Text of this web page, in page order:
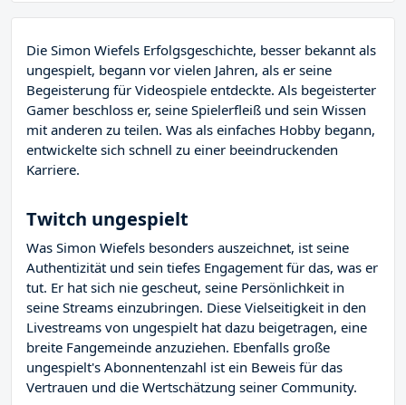
Die Simon Wiefels Erfolgsgeschichte, besser bekannt als
ungespielt, begann vor vielen Jahren, als er seine
Begeisterung für Videospiele entdeckte. Als begeisterter
Gamer beschloss er, seine Spielerfleiß und sein Wissen
mit anderen zu teilen. Was als einfaches Hobby begann,
entwickelte sich schnell zu einer beeindruckenden
Karriere.
Twitch ungespielt
Was Simon Wiefels besonders auszeichnet, ist seine
Authentizität und sein tiefes Engagement für das, was er
tut. Er hat sich nie gescheut, seine Persönlichkeit in
seine Streams einzubringen. Diese Vielseitigkeit in den
Livestreams von ungespielt hat dazu beigetragen, eine
breite Fangemeinde anzuziehen. Ebenfalls große
ungespielt's Abonnentenzahl ist ein Beweis für das
Vertrauen und die Wertschätzung seiner Community.